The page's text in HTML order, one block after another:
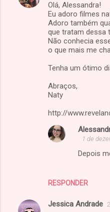
Olá, Alessandra!
Eu adoro filmes
Adoro também
que tratam dessa
Não conhecia
o que mais me
Tenha um ótimo
Abraços,
Naty
http://
RESPONDER
1 de
Depois
Jessica Andrade